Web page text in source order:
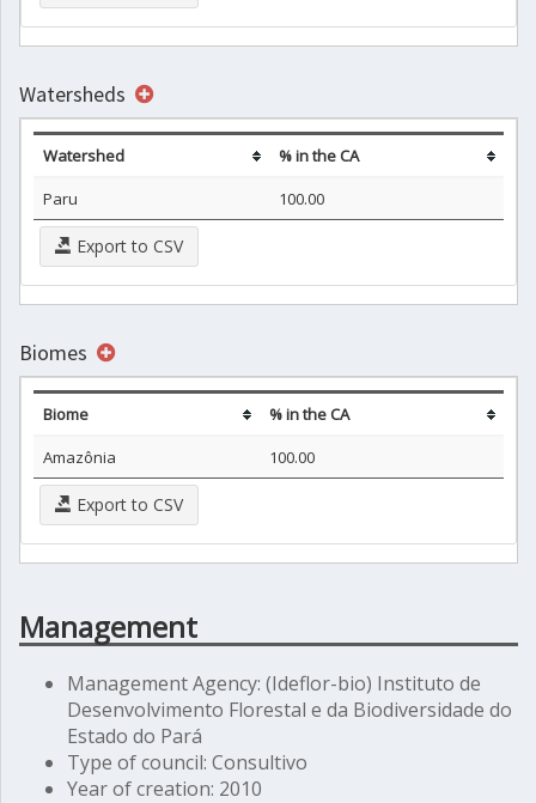
Watersheds
Watershed
% in the CA
Paru
100.00
Export to CSV
Biomes
Biome
% in the CA
Amazônia
100.00
Export to CSV
Management
Management Agency: (Ideflor-bio) Instituto de
Desenvolvimento Florestal e da Biodiversidade do
Estado do Pará
Type of council: Consultivo
Year of creation: 2010